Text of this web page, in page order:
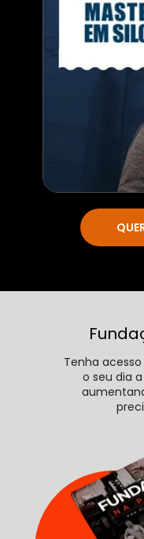
Tenha
o seu dia